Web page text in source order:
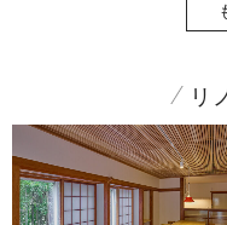
リ